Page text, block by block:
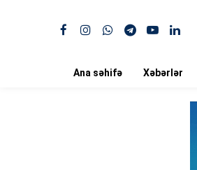
Ana səhifə Xəbərlər